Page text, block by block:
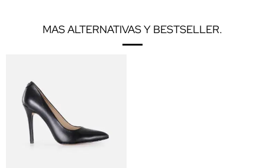
MAS ALTERNATIVAS Y BESTSELLER.